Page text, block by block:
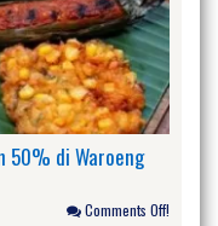
50% di Waroeng
Comments Off!